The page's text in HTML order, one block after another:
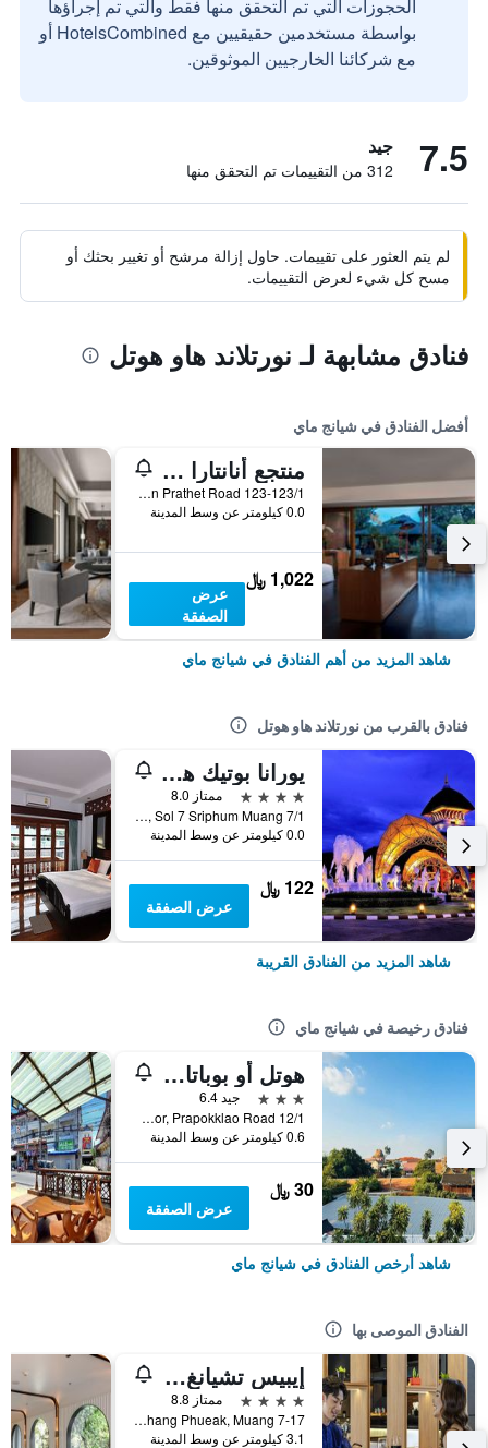
الحجوزات التي تم التحقق منها فقط والتي تم إجراؤها
بواسطة مستخدمين حقيقيين مع HotelsCombined أو
مع شركائنا الخارجيين الموثوقين.
7.5 جيد
312 من التقييمات تم التحقق منها
لم يتم العثور على تقييمات. حاول إزالة مرشح أو تغيير بحثك أو
مسح كل شيء لعرض التقييمات.
فنادق مشابهة لـ نورتلاند هاو هوتل
أفضل الفنادق في شيانج ماي
منتجع أنانتارا شيانغ ماي
123-123/1 Charoen Prathet Road, شيانج ماي, تايلاند
0.0 كيلومتر عن وسط المدينة
1,022 ﷼
عرض
الصفقة
شاهد المزيد من أهم الفنادق في شيانج ماي
فنادق بالقرب من نورتلاند هاو هوتل
يورانا بوتيك هوتل
4 نجوم
ممتاز 8.0
7/1 Moonmuang Rd., Sol 7 Sriphum Muang, شيانج ماي, تايلاند
0.0 كيلومتر عن وسط المدينة
122 ﷼
عرض الصفقة
شاهد المزيد من الفنادق القريبة
فنادق رخيصة في شيانج ماي
هوتل أو بوباتارا تشيانغماي
3 نجوم
جيد 6.4
12/1 Soi 4 Kor, Prapokklao Road, شيانج ماي, تايلاند
0.6 كيلومتر عن وسط المدينة
30 ﷼
عرض الصفقة
شاهد أرخص الفنادق في شيانج ماي
الفنادق الموصى بها
إيبيس تشيانغ ماي نيمان جورنيوب
4 نجوم
ممتاز 8.8
7-17 Moo 2, Huay Kaew Road Chang Phueak, Muang, شيانج ماي, تايلاند
3.1 كيلومتر عن وسط المدينة